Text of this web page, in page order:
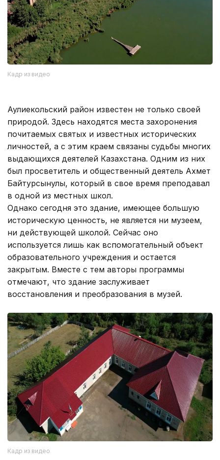
Кадр из видео
Аулиекольский район известен не только своей
природой. Здесь находятся места захоронения
почитаемых святых и известных исторических
личностей, а с этим краем связаны судьбы многих
выдающихся деятелей Казахстана. Одним из них
был просветитель и общественный деятель Ахмет
Байтурсынулы, который в свое время преподавал
в одной из местных школ.
Однако сегодня это здание, имеющее большую
историческую ценность, не является ни музеем,
ни действующей школой. Сейчас оно
используется лишь как вспомогательный объект
образовательного учреждения и остается
закрытым. Вместе с тем авторы программы
отмечают, что здание заслуживает
восстановления и преобразования в музей.
Кадр из видео